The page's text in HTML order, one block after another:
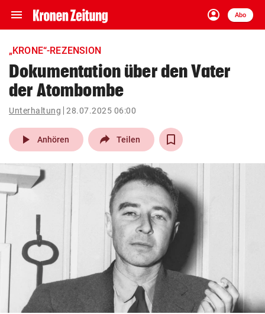
menu Navigation
ein-/ausklappen
account_circle
Anmelden
Abo
close Schließen
account_circle Anmelden
pin_drop
Wien arrow_right
bookmark
eingeben
© Krone Multimedia GmbH & Co KG 2026
Muthgasse 2, 1190 Wien
„KRONE“-REZENSION
Dokumentation über den Vater
der Atombombe
Unterhaltung 28.07.2025 06:00
play_arrow Anhören Teilen